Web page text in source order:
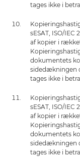
tages ikke i
sESAT, ISO/IEC
af kopier i
dokumentets
sidedækningen
tages ikke i
sESAT, ISO/IEC
af kopier i
dokumentets
sidedækningen
tages ikke i